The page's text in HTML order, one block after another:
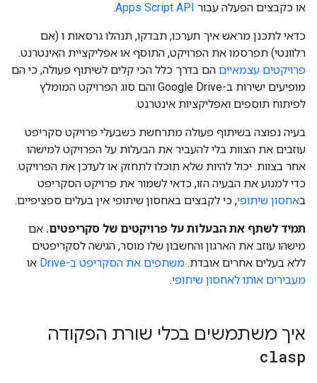
או כקבצים הפעלה עבור Apps Script API
.
כדאי לתכנן מראש איך תערכו, תבדקו, תנהלו גרסאות ו (אם
רלוונטי) תפרסמו את הפרויקט, התוסף או אפליקציית האינטרנט.
פרויקטים עצמאיים הם בדרך כלל הכי קלים לשיתוף פעולה, כי הם
מופיעים ישירות ב-Google Drive והם סוג הפרויקט המומלץ
לפיתוח תוספים ואפליקציות אינטרנט.
בעיה נפוצה בשיתוף פעולה מתרחשת כשבעלי פרויקט סקריפט
עוזבים את הצוות בלי להעביר את הבעלות על הפרויקט למישהו
אחר בצוות. יכול להיות שלא תוכלו לתחזק או לעדכן את הפרויקט.
כדי למנוע את הבעיה הזו, כדאי לשמור את פרויקט הסקריפט
באחסון שיתופי, כי לקבצים באחסון שיתופי אין בעלים ספציפיים.
תמיד לשתף את הבעלות על פרויקטים של סקריפטים. אם
מישהו עוזב את הארגון והחשבון שלו מוסר, הגישה לסקריפטים
ללא בעלים אחרים אובדת. משתפים את הסקריפט ב-Drive
או
מעבירים אותו לאחסון שיתופי.
איך משתמשים בכלי שורת הפקודה
clasp